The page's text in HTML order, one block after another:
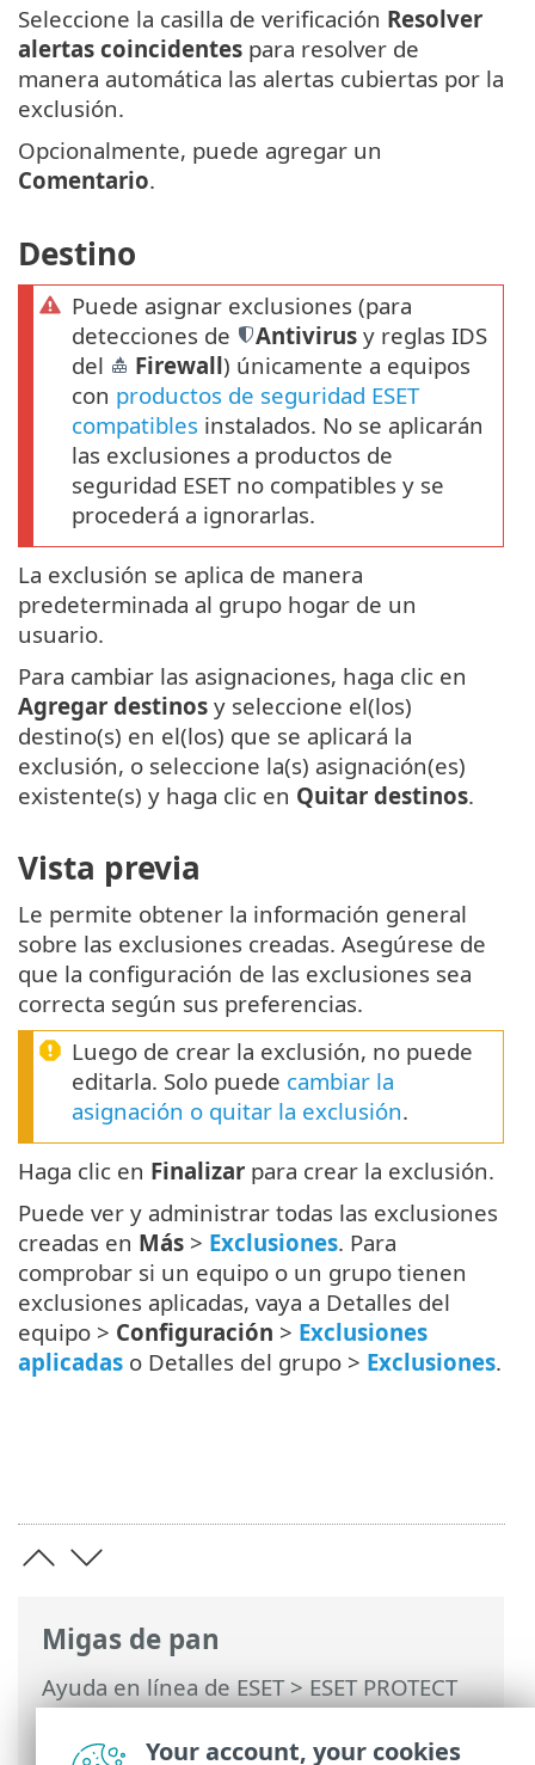
Migas de pan
Ayuda en línea de ESET>ESET PROTECT
On-Prem>Usar ESET PROTECT On-Prem
ESET PROTECT On-Prem Menú principal
Seleccione la casilla de verificación Resolver
alertas coincidentes para resolver de
manera automática las alertas cubiertas por la
exclusión.
Opcionalmente, puede agregar un
Comentario.
Destino
Puede asignar exclusiones (para
detecciones de
Antivirus y reglas IDS
del
Firewall) únicamente a equipos
con productos de seguridad ESET
compatibles instalados. No se aplicarán
las exclusiones a productos de
seguridad ESET no compatibles y se
procederá a ignorarlas.
La exclusión se aplica de manera
predeterminada al grupo hogar de un
usuario.
Para cambiar las asignaciones, haga clic en
Agregar destinos y seleccione el(los)
destino(s) en el(los) que se aplicará la
exclusión, o seleccione la(s) asignación(es)
existente(s) y haga clic en Quitar destinos.
Vista previa
Le permite obtener la información general
sobre las exclusiones creadas. Asegúrese de
que la configuración de las exclusiones sea
correcta según sus preferencias.
Luego de crear la exclusión, no puede
editarla. Solo puede cambiar la
asignación o quitar la exclusión.
Haga clic en Finalizar para crear la exclusión.
Puede ver y administrar todas las exclusiones
creadas en Más > Exclusiones. Para
comprobar si un equipo o un grupo tienen
exclusiones aplicadas, vaya a Detalles del
equipo > Configuración > Exclusiones
aplicadas o Detalles del grupo > Exclusiones.
Your account, your cookies